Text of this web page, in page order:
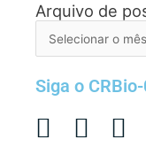
Arquivo de
Arquivo
Siga o